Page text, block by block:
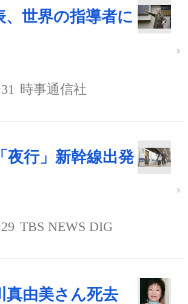
、世界の指導者に
時事通信社
夜行」新幹線出発
TBS NEWS DIG
真由美さん死去